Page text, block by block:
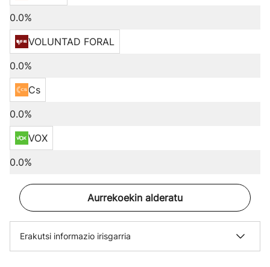
0.0%
VOLUNTAD FORAL
0.0%
Cs
0.0%
VOX
0.0%
Aurrekoekin alderatu
Erakutsi informazio irisgarria